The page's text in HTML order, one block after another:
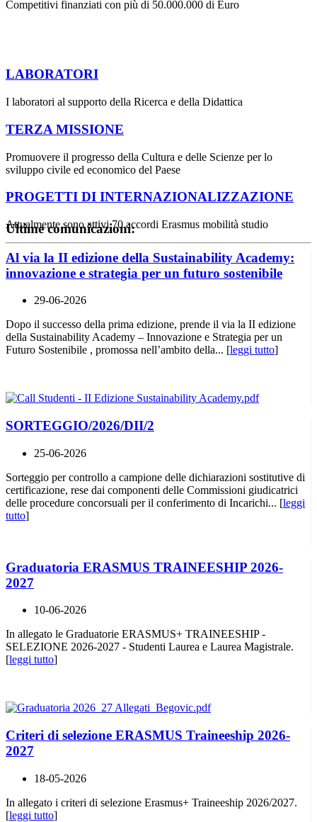
Competitivi finanziati con più di 50.000.000 di Euro
LABORATORI
I laboratori al supporto della Ricerca e della Didattica
TERZA MISSIONE
Promuovere il progresso della Cultura e delle Scienze per lo
sviluppo civile ed economico del Paese
PROGETTI DI INTERNAZIONALIZZAZIONE
Attualmente sono attivi 70 accordi Erasmus mobilità studio
Ultime comunicazioni:
Al via la II edizione della Sustainability Academy:
innovazione e strategia per un futuro sostenibile
29-06-2026
Dopo il successo della prima edizione, prende il via la II edizione
della Sustainability Academy – Innovazione e Strategia per un
Futuro Sostenibile , promossa nell’ambito della... [leggi tutto]
SORTEGGIO/2026/DII/2
25-06-2026
Sorteggio per controllo a campione delle dichiarazioni sostitutive di
certificazione, rese dai componenti delle Commissioni giudicatrici
delle procedure concorsuali per il conferimento di Incarichi... [leggi
tutto]
Graduatoria ERASMUS TRAINEESHIP 2026-
2027
10-06-2026
In allegato le Graduatorie ERASMUS+ TRAINEESHIP -
SELEZIONE 2026-2027 - Studenti Laurea e Laurea Magistrale.
[leggi tutto]
Criteri di selezione ERASMUS Traineeship 2026-
2027
18-05-2026
In allegato i criteri di selezione Erasmus+ Traineeship 2026/2027.
[leggi tutto]